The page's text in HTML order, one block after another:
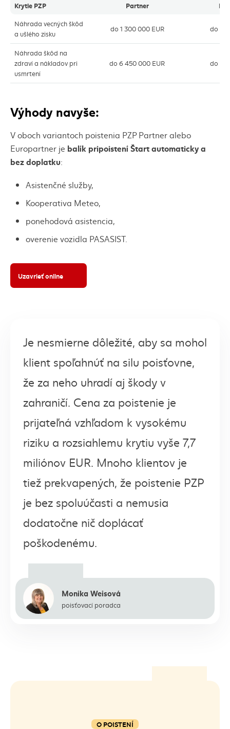
Krytie PZP Partner
Náhrada vecných škôd
a ušlého zisku
do 1 300 000 EUR do 2
Náhrada škôd na
zdraví a nákladov pri
usmrtení
do 6 450 000 EUR do 6
Výhody navyše:
V oboch variantoch poistenia PZP Partner alebo
Europartner je balík pripoistení Štart automaticky a
bez doplatku:
Asistenčné služby,
Kooperativa Meteo,
ponehodová asistencia,
overenie vozidla PASASIST.
Uzavrieť online(externý odkaz)
Je nesmierne dôležité, aby sa mohol
klient spoľahnúť na silu poisťovne,
že za neho uhradí aj škody v
zahraničí. Cena za poistenie je
prijateľná vzhľadom k vysokému
riziku a rozsiahlemu krytiu vyše 7,7
miliónov EUR. Mnoho klientov je
tiež prekvapených, že poistenie PZP
je bez spoluúčasti a nemusia
dodatočne nič doplácať
poškodenému.
Monika Weisová
poisťovací poradca
O POISTENÍ